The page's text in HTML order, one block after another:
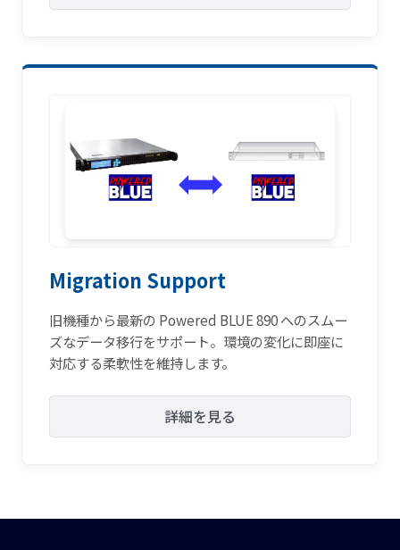
Migration Support
旧機種から最新の Powered BLUE 890 へのスムー
ズなデータ移行をサポート。環境の変化に即座に
対応する柔軟性を維持します。
詳細を見る